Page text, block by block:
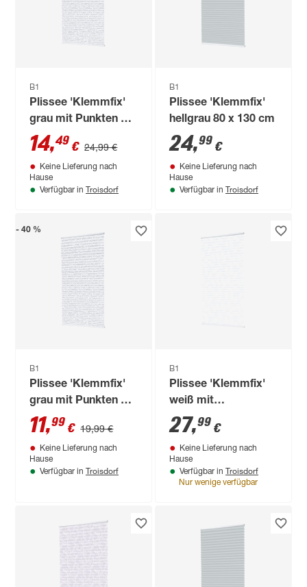
B1
Plissee 'Klemmfix'
grau mit Punkten 70
x 130 cm
14,49 € 24,99 €
Keine Lieferung nach
Hause
Verfügbar in Troisdorf
B1
Plissee 'Klemmfix'
hellgrau 80 x 130 cm
24,99 €
Keine Lieferung nach
Hause
Verfügbar in Troisdorf
- 40 %
B1
Plissee 'Klemmfix'
grau mit Punkten 50
x 130 cm
11,99 € 19,99 €
Keine Lieferung nach
Hause
Verfügbar in Troisdorf
B1
Plissee 'Klemmfix'
weiß mit
Zweigmotiv 80 x 130
cm
27,99 €
Keine Lieferung nach
Hause
Verfügbar in Troisdorf
Nur wenige verfügbar